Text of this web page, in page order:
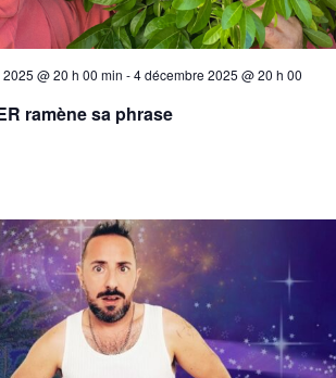
@ 20 h 00 min -4 décembre 2025 @ 20 h 00
ramène sa phrase